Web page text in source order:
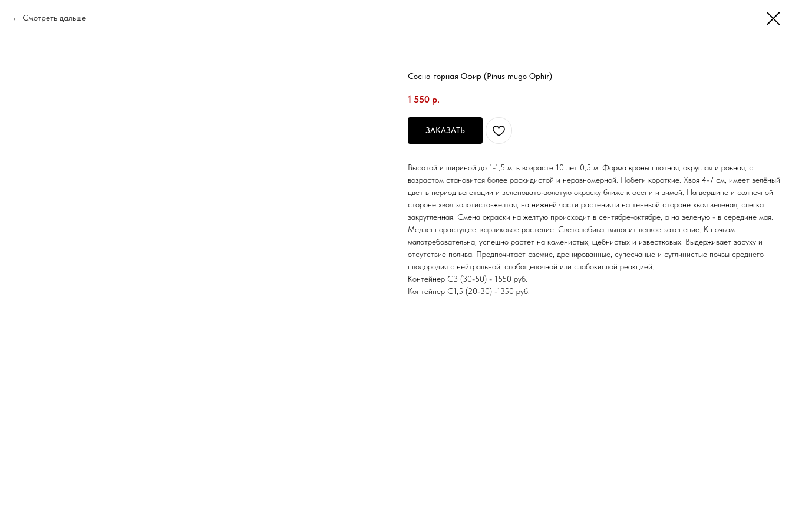
Смотреть дальше
Сосна горная Офир (Pinus mugo Ophir)
1 550 р.
ЗАКАЗАТЬ
Высотой и шириной до 1-1,5 м, в возрасте 10 лет 0,5 м. Форма кроны плотная, округлая и ровная, с
возрастом становится более раскидистой и неравномерной. Побеги короткие. Хвоя 4-7 см, имеет зелёный
цвет в период вегетации и зеленовато-золотую окраску ближе к осени и зимой. На вершине и солнечной
стороне хвоя золотисто-желтая, на нижней части растения и на теневой стороне хвоя зеленая, слегка
закругленная. Смена окраски на желтую происходит в сентябре-октябре, а на зеленую - в середине мая.
Медленнорастущее, карликовое растение. Светолюбива, выносит легкое затенение. К почвам
малотребовательна, успешно растет на каменистых, щебнистых и известковых. Выдерживает засуху и
отсутствие полива. Предпочитает свежие, дренированные, супесчаные и суглинистые почвы среднего
плодородия с нейтральной, слабощелочной или слабокислой реакцией.
Контейнер С3 (30-50) - 1550 руб.
Контейнер С1,5 (20-30) -1350 руб.